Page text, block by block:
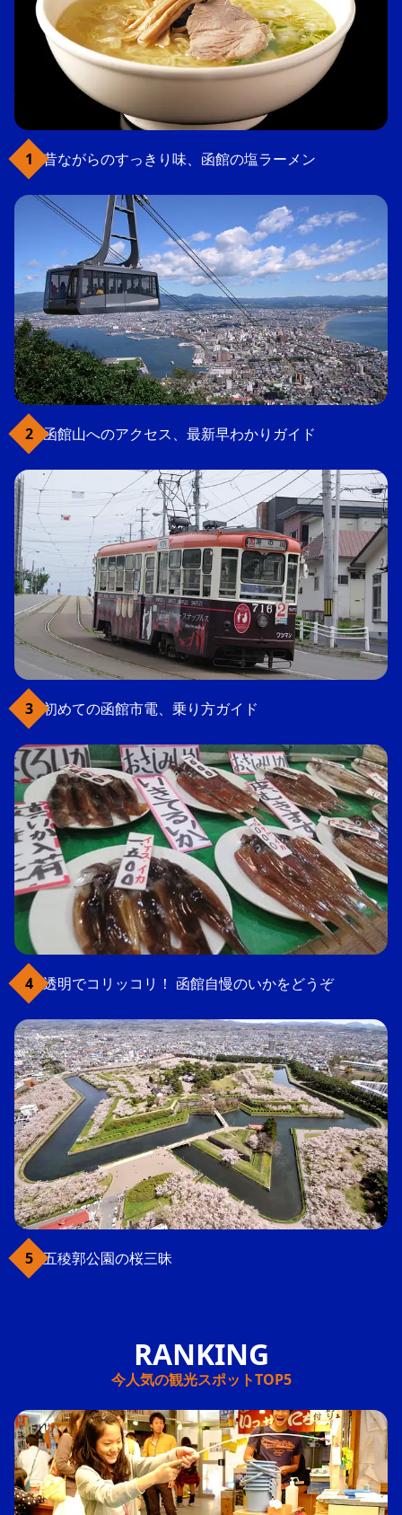
昔ながらのすっきり味、函館の塩ラーメン
函館山へのアクセス、最新早わかりガイド
初めての函館市電、乗り方ガイド
透明でコリッコリ！ 函館自慢のいかをどうぞ
五稜郭公園の桜三昧
今人気の観光スポットTOP5